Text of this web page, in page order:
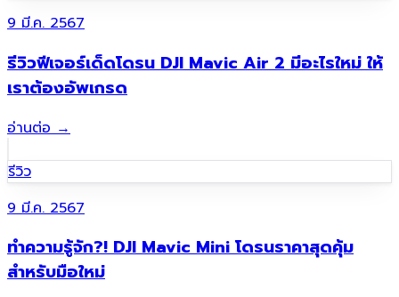
9 มี.ค. 2567
รีวิวฟีเจอร์เด็ดโดรน DJI Mavic Air 2 มีอะไรใหม่ ให้
เราต้องอัพเกรด
อ่านต่อ →
รีวิว
9 มี.ค. 2567
ทำความรู้จัก?! DJI Mavic Mini โดรนราคาสุดคุ้ม
สำหรับมือใหม่